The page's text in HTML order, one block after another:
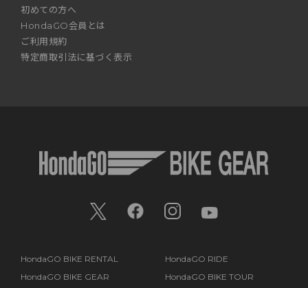
初めての方へ
HondaGO会員とは
ご利用規約
特定商取引法に基づく表示
HondaGO BIKE RENTAL
HondaGO RIDE
HondaGO BIKE GEAR
HondaGO BIKE TOUR